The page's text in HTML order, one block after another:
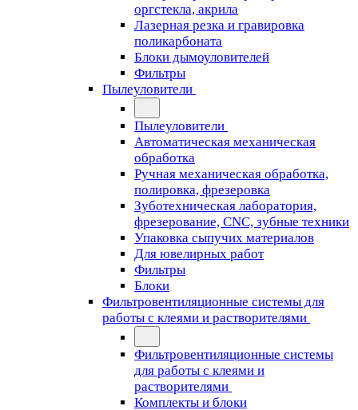
оргстекла, акрила
Лазерная резка и гравировка
поликарбоната
Блоки дымоуловителей
Фильтры
Пылеуловители
Пылеуловители
Автоматическая механическая
обработка
Ручная механическая обработка,
полировка, фрезеровка
Зуботехническая лаборатория,
фрезерование, CNC, зубные техники
Упаковка сыпучих материалов
Для ювелирных работ
Фильтры
Блоки
Фильтровентиляционные системы для
работы с клеями и растворителями
Фильтровентиляционные системы
для работы с клеями и
растворителями
Комплекты и блоки